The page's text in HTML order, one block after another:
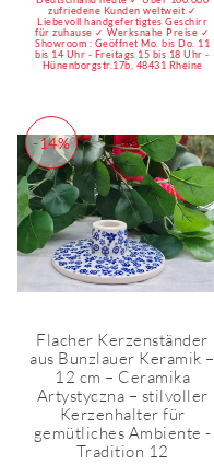
zufriedene Kunden weltweit ✓
Liebevoll handgefertigtes Geschirr
für zuhause ✓ Werksnahe Preise ✓
Showroom : Geöffnet Mo. bis Do. 11
bis 14 Uhr - Freitags 15 bis 18 Uhr -
Hünenborgstr.17b, 48431 Rheine
-14%
Flacher Kerzenständer
aus Bunzlauer Keramik –
12 cm – Ceramika
Artystyczna – stilvoller
Kerzenhalter für
gemütliches Ambiente -
Tradition 12